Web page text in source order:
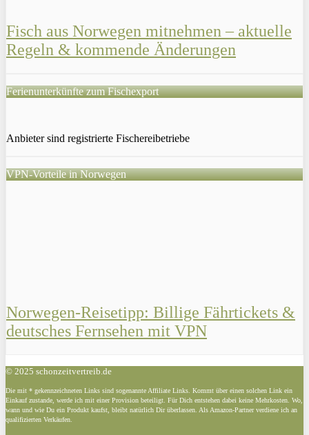
Fisch aus Norwegen mitnehmen – aktuelle
Regeln & kommende Änderungen
Ferienunterkünfte zum Fischexport
Anbieter sind registrierte Fischereibetriebe
VPN-Vorteile in Norwegen
Norwegen-Reisetipp: Billige Fährtickets &
deutsches Fernsehen mit VPN
© 2025 schonzeitvertreib.de
Die mit * gekennzeichneten Links sind sogenannte Affiliate Links. Kommt über einen solchen Link ein
Einkauf zustande, werde ich mit einer Provision beteiligt. Für Dich entstehen dabei keine Mehrkosten. Wo,
wann und wie Du ein Produkt kaufst, bleibt natürlich Dir überlassen. Als Amazon-Partner verdiene ich an
qualifizierten Verkäufen.